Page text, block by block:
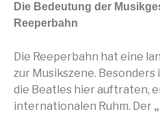
Die Bedeutung der
Reeperbahn
Die Reeperbahn hat eine
zur Musikszene. Besonders
die Beatles hier auftraten,
internationalen Ruhm. Der